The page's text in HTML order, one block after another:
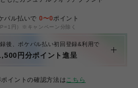
パル払いで 0〜0ポイント
円）※キャンペーン分除く
後、ポケパル払い初回登録&利用で
円分ポイント進呈
イントの確認方法はこちら